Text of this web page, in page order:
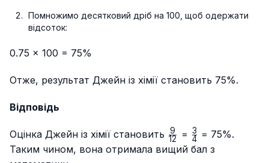
Помножимо десятковий дріб на 100, щоб одержати
відсоток:
0.75 × 100 = 75%
Отже, результат Джейн із хімії становить 75%.
Відповідь
Оцінка Джейн із хімії становить \frac{9}
{12}
12
9 = \frac{3}
{4}
4
3
= 75%.
Таким чином, вона отримала вищий бал з